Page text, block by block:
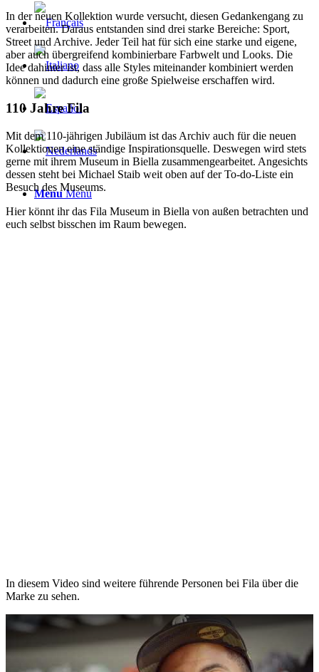
Menu Menu
In der neuen Kollektion wurde versucht, diesen Gedankengang zu
verarbeiten. Daraus entstanden sind drei starke Bereiche: Sport,
Street und Archive. Jeder Teil hat für sich eine starke und eigene,
aber auch übergreifend kombinierbare Farbwelt und Looks. Die
Idee dahinter ist, dass alle Styles miteinander kombiniert werden
können und dadurch eine große Spielweise erschaffen wird.
110 Jahre Fila
Mit dem 110-jährigen Jubiläum ist das Archiv auch für die neuen
Kollektionen eine ständige Inspirationsquelle. Deswegen wird stets
gerne mit ihrem Museum in Biella zusammengearbeitet. Angesichts
dessen steht bei Michael Staib weit oben auf der To-do-Liste ein
Besuch des Museums.
Hier könnt ihr das Fila Museum in Biella von außen betrachten und
euch selbst bisschen im Raum bewegen.
In diesem Video sind weitere führende Personen bei Fila über die
Marke zu sehen.